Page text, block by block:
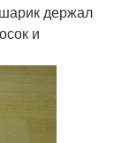
держал
и